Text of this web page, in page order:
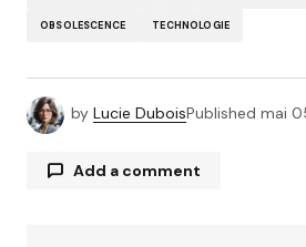
OBSOLESCENCE TECHNOLOGIE
by Lucie DuboisPublished mai
Add a comment